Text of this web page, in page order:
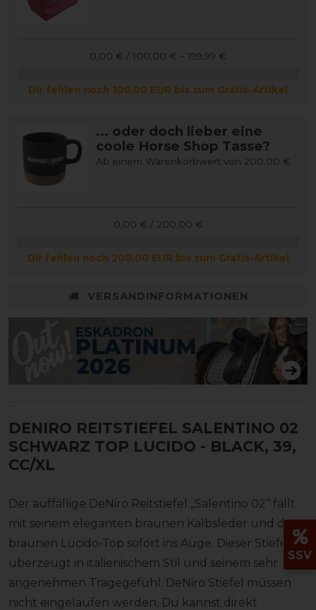
0,00 € / 100,00 € – 199,99 €
Dir fehlen noch 100,00 EUR bis zum Gratis-Artikel
... oder doch lieber eine
coole Horse Shop Tasse?
Ab einem Warenkorbwert von 200,00 €
0,00 € / 200,00 €
Dir fehlen noch 200,00 EUR bis zum Gratis-Artikel
VERSANDINFORMATIONEN
DENIRO REITSTIEFEL SALENTINO 02
SCHWARZ TOP LUCIDO - BLACK, 39,
CC/XL
Der auffällige DeNiro Reitstiefel „Salentino 02“ fällt
mit seinem eleganten braunen Kalbsleder und dem
braunen Lucido-Top sofort ins Auge. Dieser Stiefel
überzeugt in italienischem Stil und seinem sehr
angenehmen Tragegefühl. DeNiro Stiefel müssen
nicht eingelaufen werden, Du kannst direkt
SSV